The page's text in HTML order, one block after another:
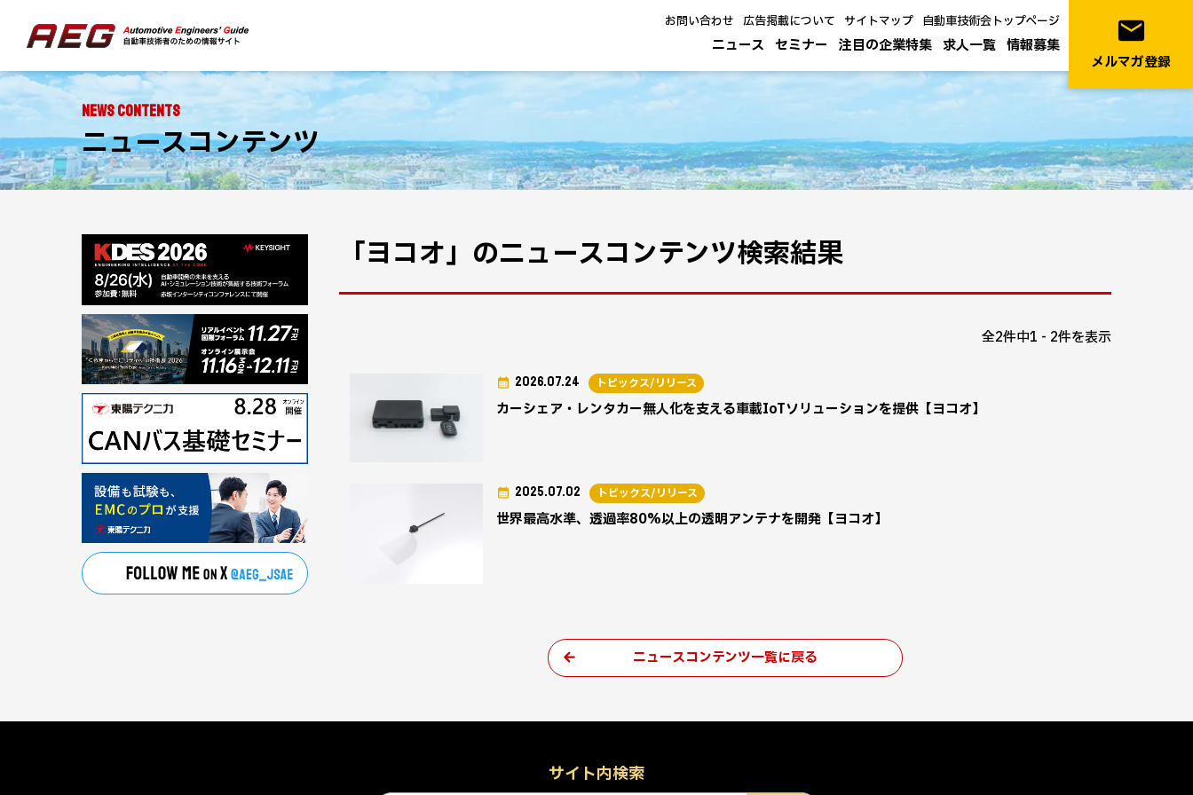
ニュース セミナー 注目の企業特集 求人一覧 情報募集
お問い合わせ 広告掲載について サイトマップ 自動車技術会トップページ email
メルマガ登録
NEWS CONTENTS
ニュースコンテンツ
「ヨコオ」のニュースコンテンツ検索結果
全2件中1 - 2件を表示
カーシェア・レンタカー無人化を支える車載IoTソリューションを提供【ヨコオ】
2026.07.24 トピックス/リリース
世界最高水準、透過率80%以上の透明アンテナを開発【ヨコオ】
2025.07.02 トピックス/リリース
ニュースコンテンツ一覧に戻る
サイト内検索